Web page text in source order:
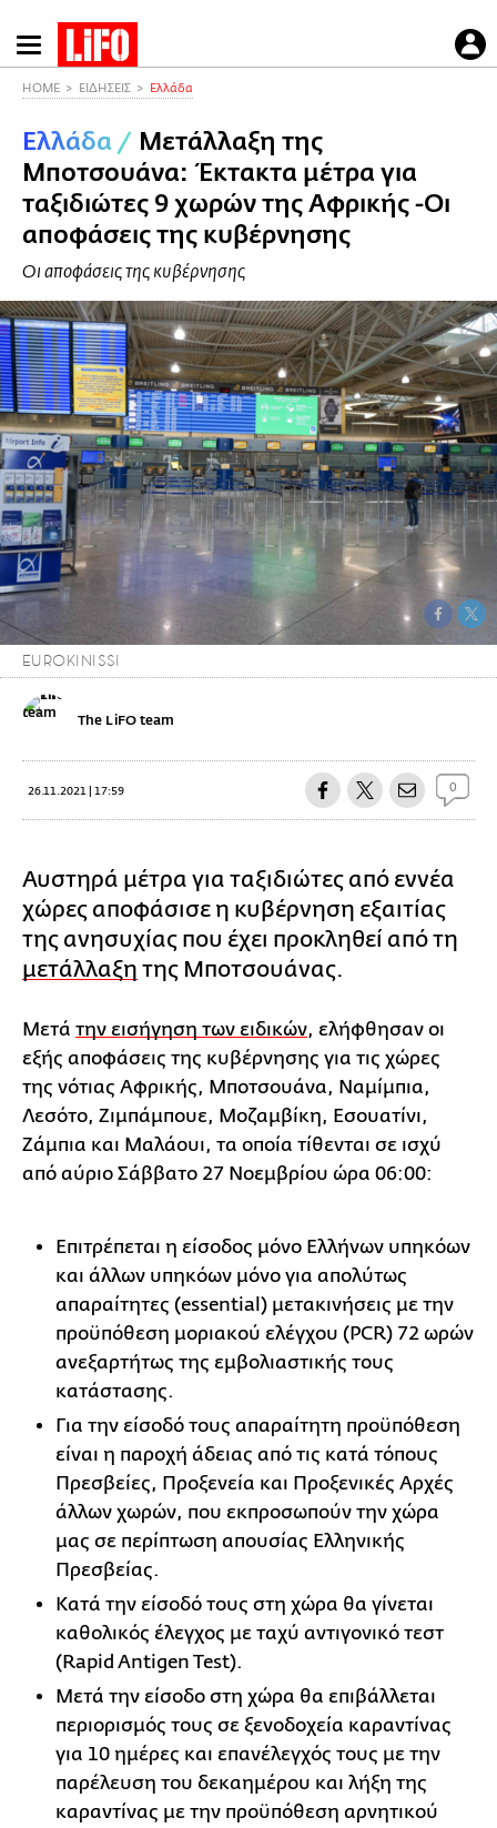
Παράκαμψη
προς
περιεχόμενο
HOME ΕΙΔΗΣΕΙΣ Ελλάδα
Ελλάδα / Μετάλλαξη της
Μποτσουάνα: Έκτακτα μέτρα για
ταξιδιώτες 9 χωρών της Αφρικής -Οι
αποφάσεις της κυβέρνησης
Οι αποφάσεις της κυβέρνησης
EUROKINISSI
The LiFO team
26.11.2021 | 17:59 0
Αυστηρά μέτρα για ταξιδιώτες από εννέα
χώρες αποφάσισε η κυβέρνηση εξαιτίας
της ανησυχίας που έχει προκληθεί από τη
μετάλλαξη της Μποτσουάνας.
Μετά την εισήγηση των ειδικών, ελήφθησαν οι
εξής αποφάσεις της κυβέρνησης για τις χώρες
της νότιας Αφρικής, Μποτσουάνα, Ναμίμπια,
Λεσότο, Ζιμπάμπουε, Μοζαμβίκη, Εσουατίνι,
Ζάμπια και Μαλάουι, τα οποία τίθενται σε ισχύ
από αύριο Σάββατο 27 Νοεμβρίου ώρα 06:00:
Επιτρέπεται η είσοδος μόνο Ελλήνων υπηκόων
και άλλων υπηκόων μόνο για απολύτως
απαραίτητες (essential) μετακινήσεις με την
προϋπόθεση μοριακού ελέγχου (PCR) 72 ωρών
ανεξαρτήτως της εμβολιαστικής τους
κατάστασης.
Για την είσοδό τους απαραίτητη προϋπόθεση
είναι η παροχή άδειας από τις κατά τόπους
Πρεσβείες, Προξενεία και Προξενικές Αρχές
άλλων χωρών, που εκπροσωπούν την χώρα
μας σε περίπτωση απουσίας Ελληνικής
Πρεσβείας.
Κατά την είσοδό τους στη χώρα θα γίνεται
καθολικός έλεγχος με ταχύ αντιγονικό τεστ
(Rapid Antigen Test).
Μετά την είσοδο στη χώρα θα επιβάλλεται
περιορισμός τους σε ξενοδοχεία καραντίνας
για 10 ημέρες και επανέλεγχός τους με την
παρέλευση του δεκαημέρου και λήξη της
καραντίνας με την προϋπόθεση αρνητικού